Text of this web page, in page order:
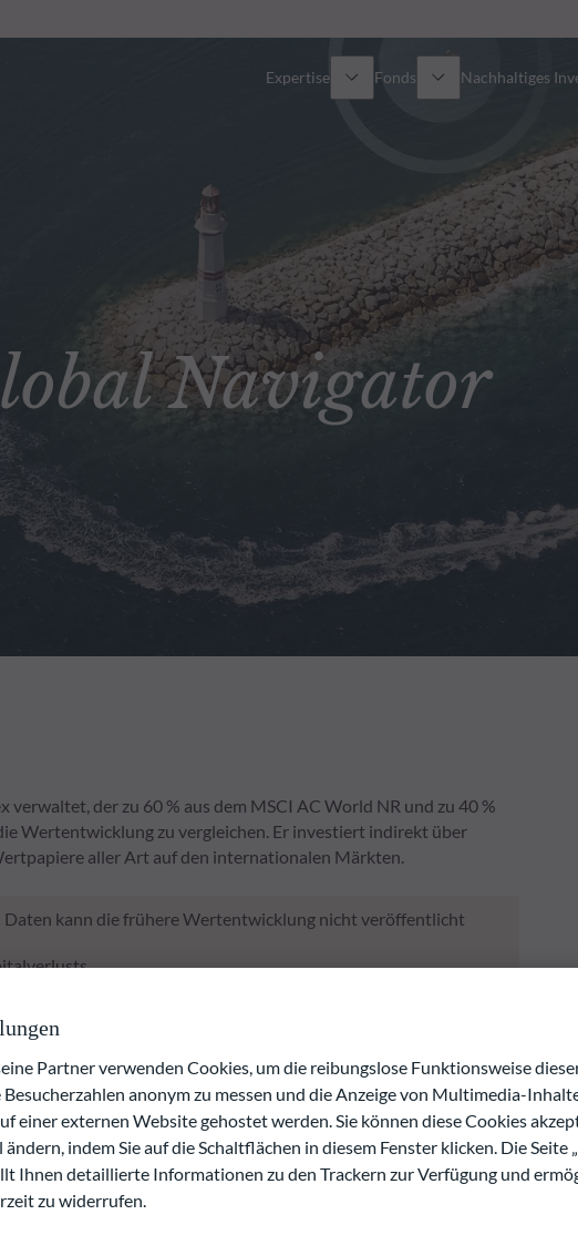
Expertise
Renten
Multi-Asset
Aktive ETFs
Fonds
Fondsauswahl
Partner-Publikumsfonds
Wie kann ich Fonds zeichnen?
Nachhaltiges
Navigator
der zu 60 % aus dem MSCI AC World NR und zu 40 %
Wertentwicklung zu vergleichen. Er investiert indirekt über
aller Art auf den internationalen Märkten.
kann die frühere Wertentwicklung nicht veröffentlicht
keine Rückschlüsse auf die künftige
Partner verwenden Cookies, um die reibungslose Funktionsweise
anonym zu messen und die Anzeige von Multimedia-
einer externen Website gehostet werden. Sie können diese Cookies
indem Sie auf die Schaltflächen in diesem Fenster klicken. Die Seite
Ihnen detaillierte Informationen zu den Trackern zur Verfügung und
zu widerrufen.